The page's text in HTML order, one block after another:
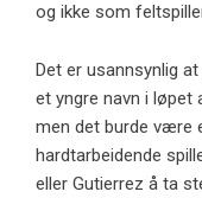
og ikke som
Det er usannsynlig
et yngre navn i løpet
men det burde være
hardtarbeidende
eller Gutierrez å ta